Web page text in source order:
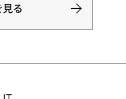
る